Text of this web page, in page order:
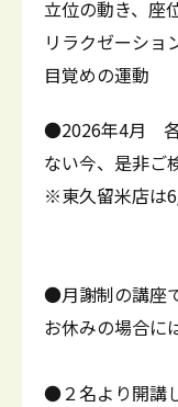
立位の動き、座
リラクゼーショ
目覚めの運動
●2026年4月 各
ない今、是非ご
※東久留米店は
●月謝制の講座
お休みの場合に
●２名より開講